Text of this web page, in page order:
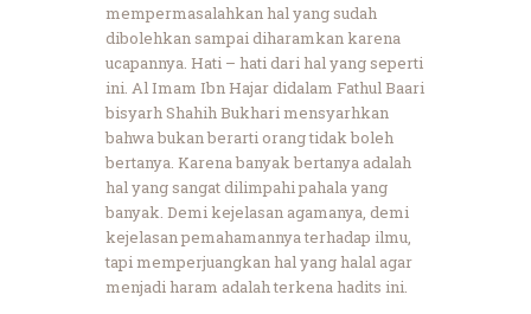
mempermasalahkan hal yang sudah
dibolehkan sampai diharamkan karena
ucapannya. Hati – hati dari hal yang seperti
ini. Al Imam Ibn Hajar didalam Fathul Baari
bisyarh Shahih Bukhari mensyarhkan
bahwa bukan berarti orang tidak boleh
bertanya. Karena banyak bertanya adalah
hal yang sangat dilimpahi pahala yang
banyak. Demi kejelasan agamanya, demi
kejelasan pemahamannya terhadap ilmu,
tapi memperjuangkan hal yang halal agar
menjadi haram adalah terkena hadits ini.